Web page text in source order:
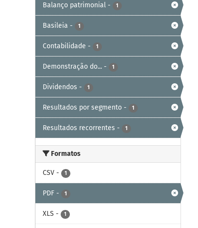
Balanço patrimonial - 1
Basileia - 1
Contabilidade - 1
Demonstração do... - 1
Dividendos - 1
Resultados por segmento - 1
Resultados recorrentes - 1
Formatos
CSV - 1
PDF - 1
XLS - 1